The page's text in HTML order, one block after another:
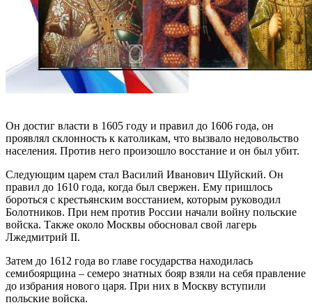
Он достиг власти в 1605 году и правил до 1606 года, он
проявлял склонность к католикам, что вызвало недовольство
населения. Против него произошло восстание и он был убит.
Следующим царем стал Василий Иванович Шуйский. Он
правил до 1610 года, когда был свержен. Ему пришлось
бороться с крестьянским восстанием, которым руководил
Болотников. При нем против России начали войну польские
войска. Также около Москвы обосновал свой лагерь
Лжедмитрий II.
Затем до 1612 года во главе государства находилась
семибоярщина – семеро знатных бояр взяли на себя правление
до избрания нового царя. При них в Москву вступили
польские войска.